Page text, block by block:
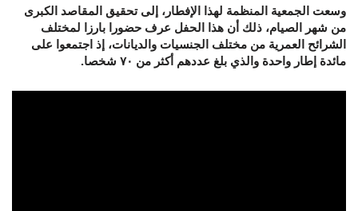
وسعت الجمعية المنظمة لهذا الإفطار، إلى تحقيق المقاصد الكبرى
من شهر الصيام، ذلك أن هذا الحفل عرف حضورا بارزا لمختلف
الشرائح العمرية من مختلف الجنسيات والديانات، إذ اجتمعوا على
مائدة إطار واحدة والذي بلغ عددهم أكثر من ٧٠ شخصا.